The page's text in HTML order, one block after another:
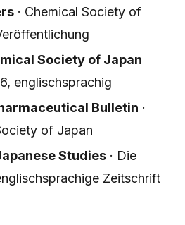
· Chemical Society of
Society of Japan
englischsprachig
Bulletin ·
of Japan
Studies · Die
Zeitschrift